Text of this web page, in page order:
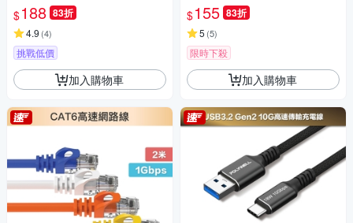
$188 83折
4.9 (4)
挑戰低價
加入購物車
$155 83折
5 (5)
限時下殺
加入購物車